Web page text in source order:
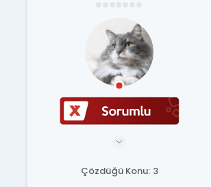
Çözdüğü Konu: 3